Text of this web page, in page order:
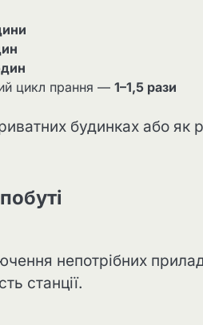
цикл прання — 1–1,5 рази
будинках або як
непотрібних
станції.